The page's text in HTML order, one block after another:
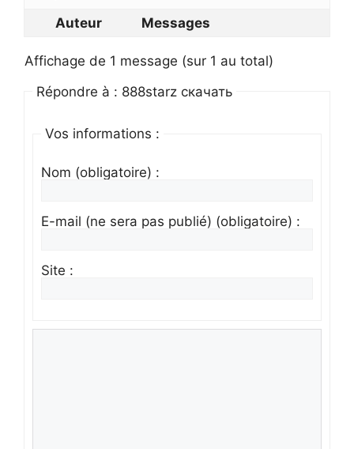
Auteur
Messages
Affichage de 1 message (sur 1 au total)
Répondre à : 888starz скачать
Vos informations :
Nom (obligatoire) :
E-mail (ne sera pas publié) (obligatoire) :
Site :